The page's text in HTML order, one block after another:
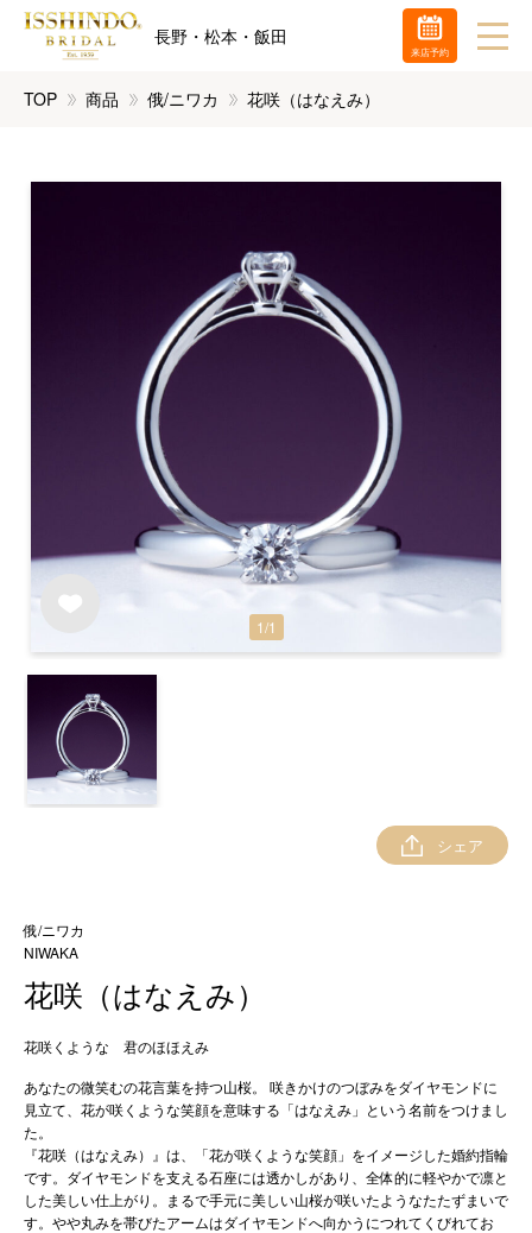
長野・松本・飯田
TOP 商品 俄/ニワカ 花咲（はなえみ）
俄/ニワカ
NIWAKA
花咲（はなえみ）
1/1
シェア
花咲くような 君のほほえみ
あなたの微笑むの花言葉を持つ山桜。 咲きかけのつぼみをダイヤモンドに
見立て、花が咲くような笑顔を意味する「はなえみ」という名前をつけまし
た。
『花咲（はなえみ）』は、「花が咲くような笑顔」をイメージした婚約指輪
です。ダイヤモンドを支える石座には透かしがあり、全体的に軽やかで凛と
した美しい仕上がり。まるで手元に美しい山桜が咲いたようなたたずまいで
す。やや丸みを帯びたアームはダイヤモンドへ向かうにつれてくびれてお
来店予約